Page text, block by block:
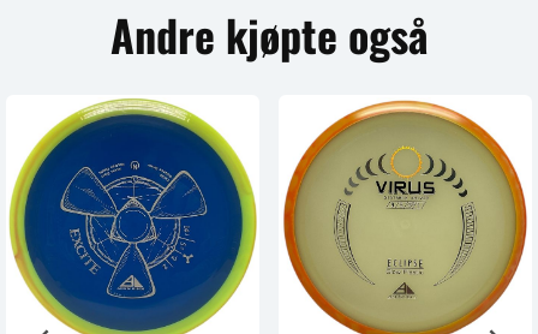
Andre kjøpte også